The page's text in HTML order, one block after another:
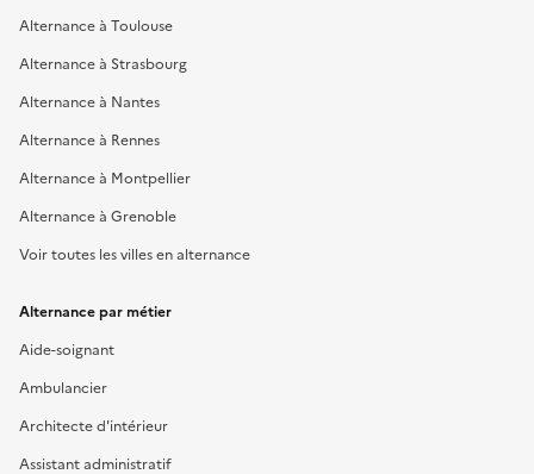
Alternance à Toulouse
Alternance à Strasbourg
Alternance à Nantes
Alternance à Rennes
Alternance à Montpellier
Alternance à Grenoble
Voir toutes les villes en alternance
Alternance par métier
Aide-soignant
Ambulancier
Architecte d'intérieur
Assistant administratif